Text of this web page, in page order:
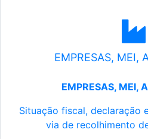
EMPRESAS, MEI,
EMPRESAS, MEI,
Situação fiscal, declaração
via de recolhimento